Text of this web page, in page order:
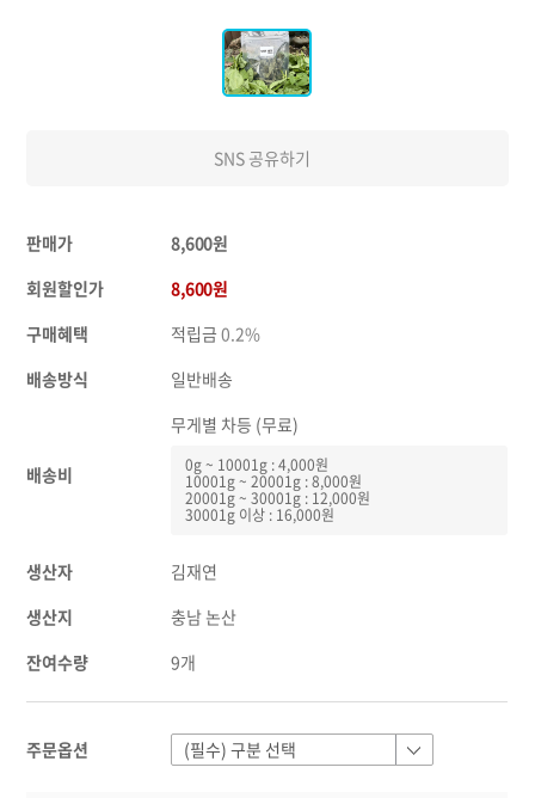
SNS 공유하기
판매가
8,600원
회원할인가
8,600원
구매혜택
적립금0.2%
배송방식
일반배송
배송비
무게별 차등 (무료)
0g ~ 10001g : 4,000원
10001g ~ 20001g : 8,000원
20001g ~ 30001g : 12,000원
30001g 이상 : 16,000원
생산자
김재연
생산지
충남 논산
잔여수량
9개
주문옵션